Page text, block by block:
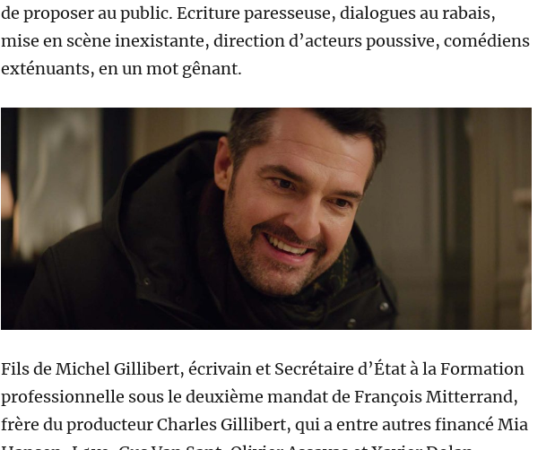
de proposer au public. Ecriture paresseuse, dialogues au rabais,
mise en scène inexistante, direction d’acteurs poussive, comédiens
exténuants, en un mot gênant.
Fils de Michel Gillibert, écrivain et Secrétaire d’État à la Formation
professionnelle sous le deuxième mandat de François Mitterrand,
frère du producteur Charles Gillibert, qui a entre autres financé Mia